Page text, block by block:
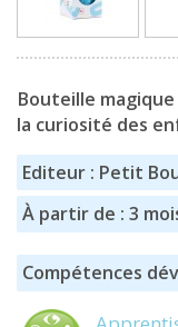
Bouteille
la curiosité des
Editeur : Petit
À partir de : 3
Compétences